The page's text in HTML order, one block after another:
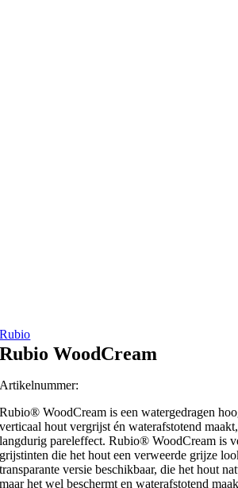
Rubio
Rubio WoodCream
Artikelnummer:
Rubio® WoodCream is een watergedragen
verticaal hout vergrijst én waterafstotend
langdurig pareleffect. Rubio® WoodCream is
grijstinten die het hout een verweerde grijze
transparante versie beschikbaar, die het hout
maar het wel beschermt en waterafstotend